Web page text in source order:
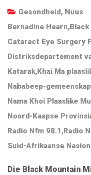
Gesondheid, Nuus
Bernadine Hearn,
Cataract Eye Surgery
Distriksdepartement
Katarak,Khai Ma
Nababeep-
Nama Khoi Plaaslike
Noord-Kaapse
Radio Nfm 98.1,Radio
Suid-Afrikaanse
Die Black Mountain